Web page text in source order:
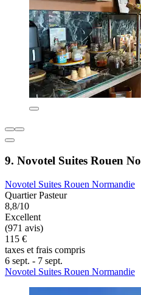
9. Novotel Suites Rouen
Novotel Suites Rouen Normandie
Quartier Pasteur
8,8/10
Excellent
(971 avis)
115 €
taxes et frais compris
6 sept. - 7 sept.
Novotel Suites Rouen Normandie